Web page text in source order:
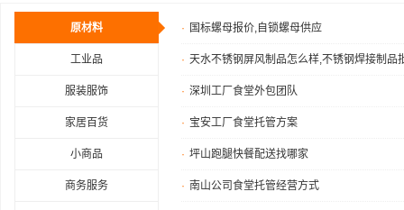
原材料
工业品
服装服饰
家居百货
小商品
商务服务
· 国标螺母报价,自锁螺母供应
· 天水不锈钢屏风制品怎么样,不锈钢焊接制品
· 深圳工厂食堂外包团队
· 宝安工厂食堂托管方案
· 坪山跑腿快餐配送找哪家
· 南山公司食堂托管经营方式